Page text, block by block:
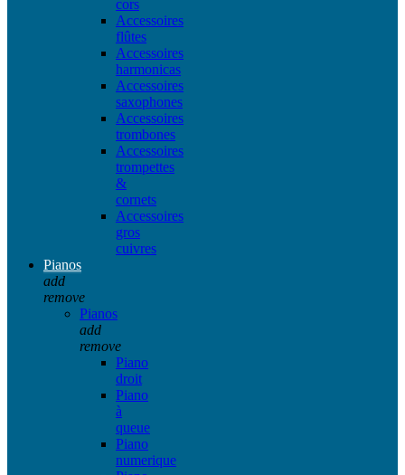
cors
Accessoires
flûtes
Accessoires
harmonicas
Accessoires
saxophones
Accessoires
trombones
Accessoires
trompettes
&
cornets
Accessoires
gros
cuivres
Pianos
add
remove
Pianos
add
remove
Piano
droit
Piano
à
queue
Piano
numerique